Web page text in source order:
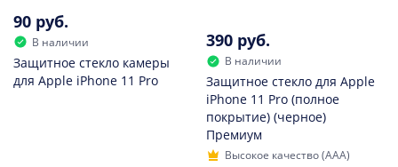
90 руб.
В наличии
Защитное стекло камеры
для Apple iPhone 11 Pro
390 руб.
В наличии
Защитное стекло для Apple
iPhone 11 Pro (полное
покрытие) (черное)
Премиум
Высокое качество (AAA)